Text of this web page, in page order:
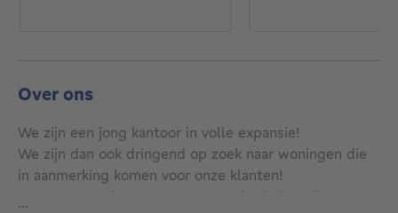
Over ons
We zijn een jong kantoor in volle expansie!
We zijn dan ook dringend op zoek naar woningen die
in aanmerking komen voor onze klanten!
Bent u op zoek naar een vastgoedmakelaar die voor u
...